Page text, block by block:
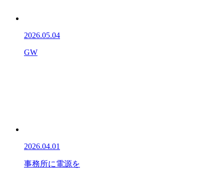
2026.05.04
GW
2026.04.01
事務所に電源を